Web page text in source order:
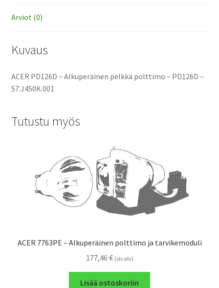
Arviot (0)
Kuvaus
ACER PD126D – Alkuperäinen pelkkä polttimo – PD126D –
57.J450K.001
Tutustu myös
ACER 7763PE – Alkuperäinen polttimo ja tarvikemoduli
177,46 € (sis alv)
Lisää ostoskoriin